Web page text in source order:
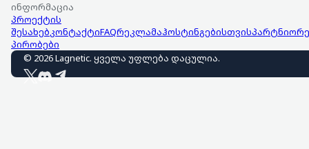
ინფორმაცია
პროექტის
შესახებკონტაქტიFAQრეკლამაჰოსტინგებისთვის
პირობები
© 2026Lagnetic. ყველა უფლება დაცულია.